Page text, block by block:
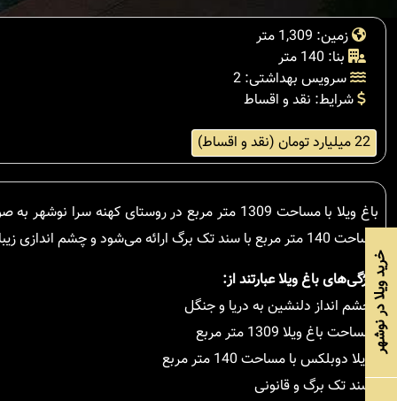
زمین: 1,309 متر
بنا: 140 متر
سرویس بهداشتی: 2
شرایط: نقد و اقساط
22 میلیارد تومان (نقد و اقساط)
باغ ویلا با مساحت 1309 متر مربع در روستای کهنه سرا نوشهر به صورت نقد و اقساط با شرایط خاص به فروش می‌رسد. این ملک همراه با
مساحت 140 متر مربع با سند تک برگ ارائه می‌شود و چشم اندازی زیبا به دریا و جنگل دارد.
ویژگی‌های باغ ویلا عبارتند از:
- چشم انداز دلنشین به دریا و جنگل
- مساحت باغ ویلا 1309 متر مربع
- ویلا دوبلکس با مساحت 140 متر مربع
- سند تک برگ و قانونی
خرید ویلا در نوشهر